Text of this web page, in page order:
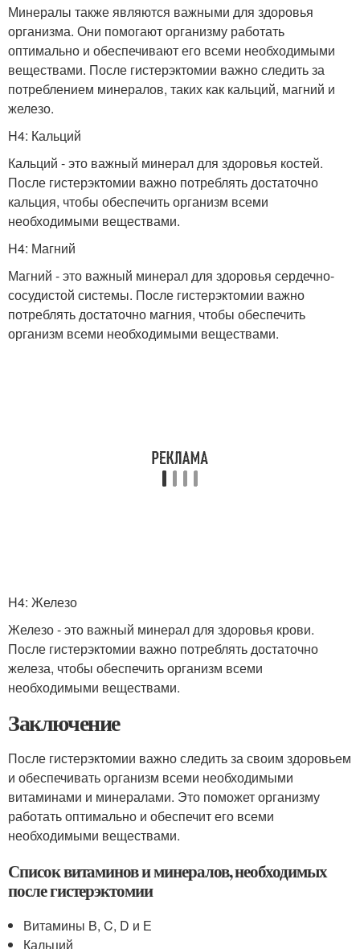
Минералы также являются важными для здоровья
организма. Они помогают организму работать
оптимально и обеспечивают его всеми необходимыми
веществами. После гистерэктомии важно следить за
потреблением минералов, таких как кальций, магний и
железо.
H4: Кальций
Кальций - это важный минерал для здоровья костей.
После гистерэктомии важно потреблять достаточно
кальция, чтобы обеспечить организм всеми
необходимыми веществами.
H4: Магний
Магний - это важный минерал для здоровья сердечно-
сосудистой системы. После гистерэктомии важно
потреблять достаточно магния, чтобы обеспечить
организм всеми необходимыми веществами.
H4: Железо
Железо - это важный минерал для здоровья крови.
После гистерэктомии важно потреблять достаточно
железа, чтобы обеспечить организм всеми
необходимыми веществами.
Заключение
После гистерэктомии важно следить за своим здоровьем
и обеспечивать организм всеми необходимыми
витаминами и минералами. Это поможет организму
работать оптимально и обеспечит его всеми
необходимыми веществами.
Список витаминов и минералов, необходимых
после гистерэктомии
Витамины B, C, D и Е
Кальций